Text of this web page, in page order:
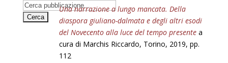
Una narrazione a lungo mancata. Della
diaspora giuliano-dalmata e degli altri esodi
del Novecento alla luce del tempo presente a
cura di Marchis Riccardo, Torino, 2019, pp.
112